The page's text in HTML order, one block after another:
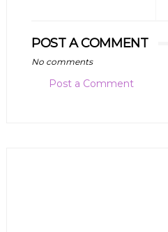
POST A COMMENT
No comments
Post a Comment